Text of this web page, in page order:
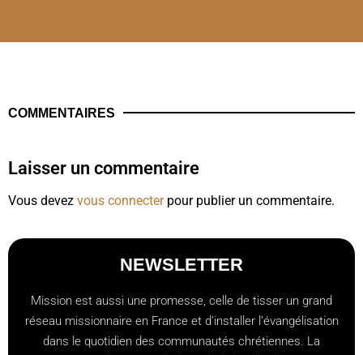
COMMENTAIRES
Laisser un commentaire
Vous devez vous connecterpour publier un commentaire.
NEWSLETTER
Mission est aussi une promesse, celle de tisser un grand
réseau missionnaire en France et d’installer l’évangélisation
dans le quotidien des communautés chrétiennes. La